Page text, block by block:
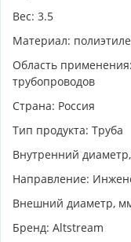
Вес: 3.5
Материал:
Область
трубопроводов
Страна: Россия
Тип продукта: Труба
Внутренний
Направление:
Внешний диаметр,
Бренд: Altstream